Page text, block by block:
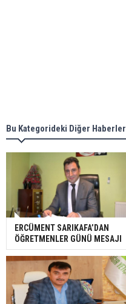
Bu Kategorideki Diğer Haberler
ERCÜMENT SARIKAFA’DAN
ÖĞRETMENLER GÜNÜ MESAJI